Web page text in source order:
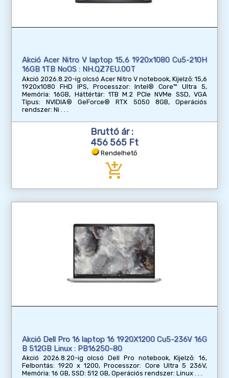
Akció Acer Nitro V laptop 15,6 1920x1080 Cu5-210H
16GB 1TB NoOS : NH.QZ7EU.00T
Akció 2026.8.20-ig olcsó Acer Nitro V notebook, Kijelző: 15,6
1920x1080 FHD IPS, Processzor: Intel® Core™ Ultra 5,
Memória: 16GB, Háttértár: 1TB M.2 PCIe NVMe SSD, VGA
Típus: NVIDIA® GeForce® RTX 5050 8GB, Operációs
rendszer: Ni
Bruttó ár :
456 565 Ft
Rendelhető
add_shopping_cart
Akció Dell Pro 16 laptop 16 1920X1200 Cu5-236V 16G
B 512GB Linux : PB16250-80
Akció 2026.8.20-ig olcsó Dell Pro notebook, Kijelző: 16,
Felbontás: 1920 x 1200, Processzor: Core Ultra 5 236V,
Memória: 16 GB, SSD: 512 GB, Operációs rendszer: Linux